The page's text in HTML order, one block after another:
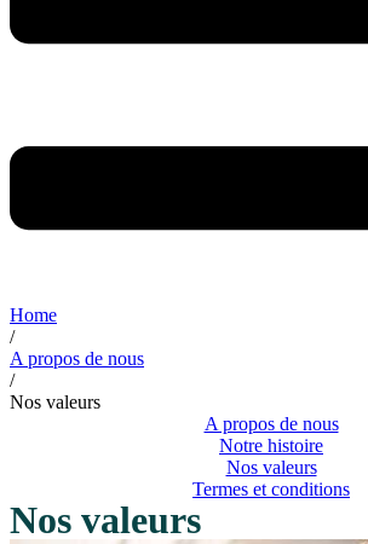
Home
/
A propos de nous
/
Nos valeurs
A propos de nous
Notre histoire
Nos valeurs
Termes et conditions
Nos valeurs